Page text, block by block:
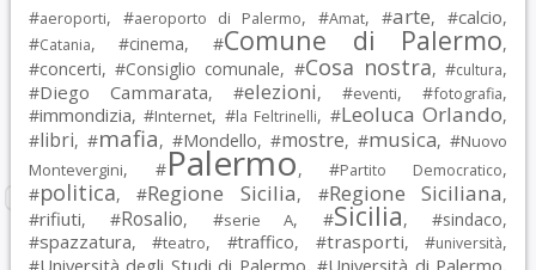
#aeroporti, #aeroporto di Palermo, #Amat, #arte, #calcio,
#Catania, #cinema, #Comune di Palermo,
#concerti, #Consiglio comunale, #Cosa nostra, #cultura,
#Diego Cammarata, #elezioni, #eventi, #fotografia,
#immondizia, #Internet, #la Feltrinelli, #Leoluca Orlando,
#libri, #mafia, #Mondello, #mostre, #musica, #Nuovo
Montevergini, #Palermo, #Partito Democratico,
#politica, #Regione Sicilia, #Regione Siciliana,
#rifiuti, #Rosalio, #serie A, #Sicilia, #sindaco,
#spazzatura, #teatro, #traffico, #trasporti, #università,
Università degli Studi di Palermo Università di Palermo